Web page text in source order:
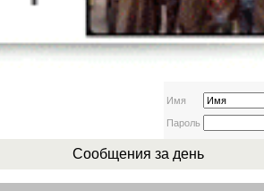
Имя
Пароль
Сообщения за день